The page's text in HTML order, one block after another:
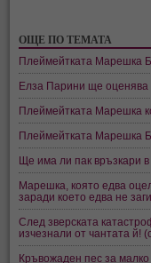
ОЩЕ ПО ТЕМАТА
Плеймейтката Марешка
Елза Парини ще оценява
Плеймейтката Марешка
Плеймейтката Марешка
Ще има ли пак връзкари в
Марешка, която едва
заради което едва не
След зверската
изчезнали от чантата й!
Кръвожаден пес за